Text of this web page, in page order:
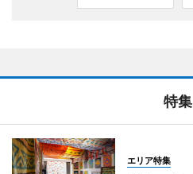
特集
エリア特集